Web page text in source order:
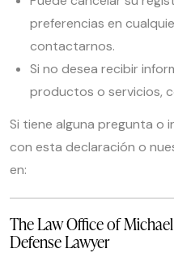
preferencias en
contactarnos.
Si no desea recibir
productos o servicios,
Si tiene alguna pregunta o
con esta declaración o
en:
The Law Office of
Defense Lawyer